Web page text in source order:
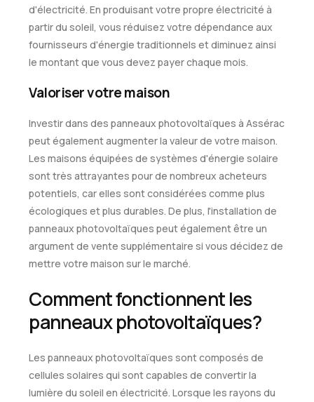
d'électricité. En produisant votre propre électricité à
partir du soleil, vous réduisez votre dépendance aux
fournisseurs d'énergie traditionnels et diminuez ainsi
le montant que vous devez payer chaque mois.
Valoriser votre maison
Investir dans des panneaux photovoltaïques à Assérac
peut également augmenter la valeur de votre maison.
Les maisons équipées de systèmes d'énergie solaire
sont très attrayantes pour de nombreux acheteurs
potentiels, car elles sont considérées comme plus
écologiques et plus durables. De plus, l'installation de
panneaux photovoltaïques peut également être un
argument de vente supplémentaire si vous décidez de
mettre votre maison sur le marché.
Comment fonctionnent les
panneaux photovoltaïques?
Les panneaux photovoltaïques sont composés de
cellules solaires qui sont capables de convertir la
lumière du soleil en électricité. Lorsque les rayons du